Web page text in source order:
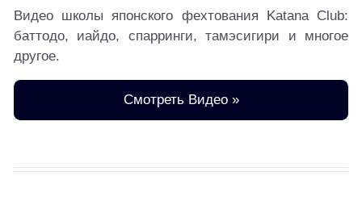
Видео школы японского фехтования Katana Club:
баттодо, иайдо, спарринги, тамэсигири и многое
другое.
Смотреть Видео »